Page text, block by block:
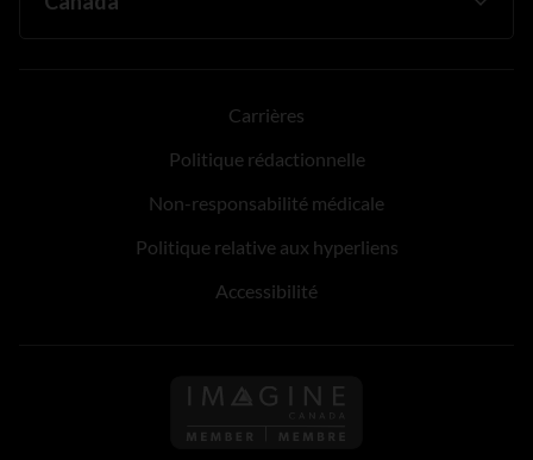
Carrières
Politique rédactionnelle
Non-responsabilité médicale
Politique relative aux hyperliens
Accessibilité